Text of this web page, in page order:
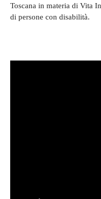
Toscana in materia di Vita
di persone con disabilità.